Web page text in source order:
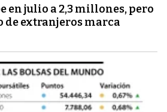
en julio a 2,3 millones, pero
de extranjeros marca